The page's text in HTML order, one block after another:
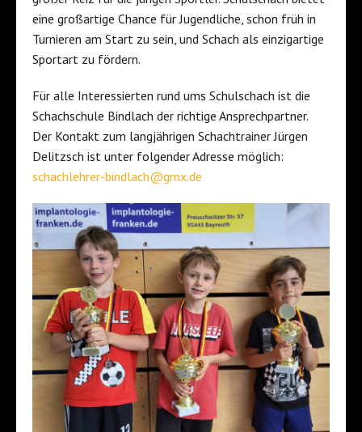
eine großartige Chance für Jugendliche, schon früh in
Turnieren am Start zu sein, und Schach als einzigartige
Sportart zu fördern.
Für alle Interessierten rund ums Schulschach ist die
Schachschule Bindlach der richtige Ansprechpartner.
Der Kontakt zum langjährigen Schachtrainer Jürgen
Delitzsch ist unter folgender Adresse möglich:
schachlehrer-bindlach@gmx.de